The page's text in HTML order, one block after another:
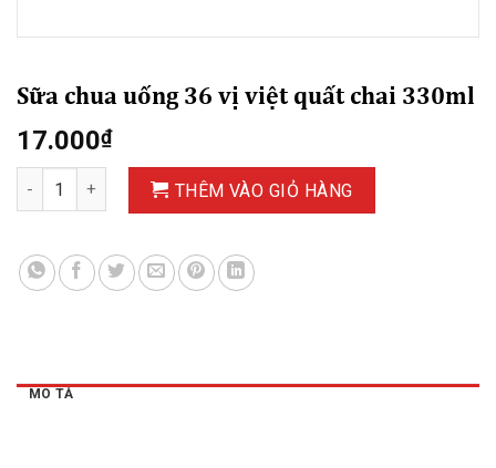
Sữa chua uống 36 vị việt quất chai 330ml
17.000₫
Sữa chua uống 36 vị việt quất chai 330ml số lượng
THÊM VÀO GIỎ HÀNG
MÔ TẢ